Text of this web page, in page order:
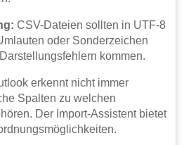
CSV-Dateien sollten in UTF-8
oder Sonderzeichen
kommen.
erkennt nicht immer
Spalten zu welchen
Der Import-Assistent bietet